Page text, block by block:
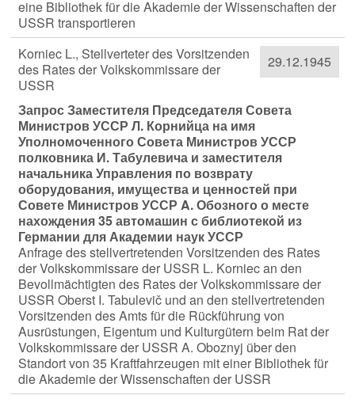
eine Bibliothek für die Akademie der Wissenschaften der
USSR transportieren
29.12.1945
Korniec L., Stellverteter des Vorsitzenden
des Rates der Volkskommissare der
USSR
Запрос Заместителя Председателя Совета
Министров УССР Л. Корнийца на имя
Уполномоченного Совета Министров УССР
полковника И. Табулевича и заместителя
начальника Управления по возврату
оборудования, имущества и ценностей при
Совете Министров УССР A. Обозного о месте
нахождения 35 автомашин с библиотекой из
Германии для Академии наук УССР
Anfrage des stellvertretenden Vorsitzenden des Rates
der Volkskommissare der USSR L. Korniec an den
Bevollmächtigten des Rates der Volkskommissare der
USSR Oberst I. Tabulevič und an den stellvertretenden
Vorsitzenden des Amts für die Rückführung von
Ausrüstungen, Eigentum und Kulturgütern beim Rat der
Volkskommissare der USSR A. Oboznyj über den
Standort von 35 Kraftfahrzeugen mit einer Bibliothek für
die Akademie der Wissenschaften der USSR